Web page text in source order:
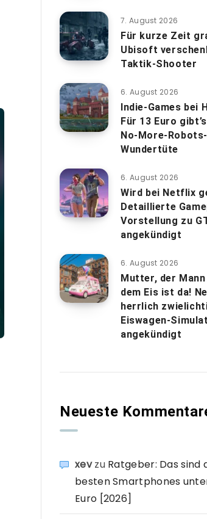
7. August 2026
Für kurze Zeit
Ubisoft
Taktik-Shooter
6. August 2026
Indie-Games bei
Für 13 Euro
No-More-Robots-
Wundertüte
6. August 2026
Wird bei Netflix
Detaillierte
Vorstellung zu
angekündigt
6. August 2026
Mutter, der
dem Eis ist da!
herrlich
Eiswagen-
angekündigt
Neueste
xevzu Ratgeber: Das sind
besten Smartphones
Euro [2026]